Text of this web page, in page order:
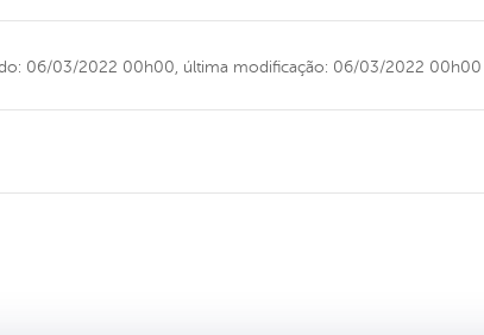
06/03/2022 00h00, última modificação: 06/03/2022 00h00